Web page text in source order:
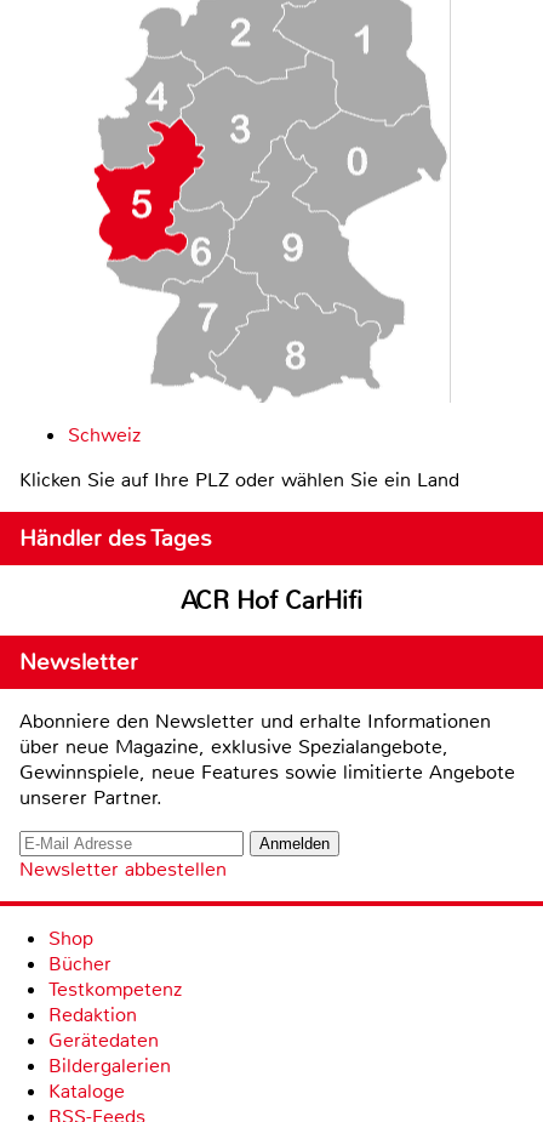
Schweiz
Klicken Sie auf Ihre PLZ oder wählen Sie ein Land
Händler des Tages
ACR Hof CarHifi
Newsletter
Abonniere den Newsletter und erhalte Informationen
über neue Magazine, exklusive Spezialangebote,
Gewinnspiele, neue Features sowie limitierte Angebote
unserer Partner.
Newsletter abbestellen
Shop
Bücher
Testkompetenz
Redaktion
Gerätedaten
Bildergalerien
Kataloge
RSS-Feeds